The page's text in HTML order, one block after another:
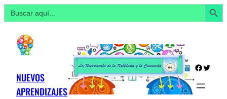
Buscar: Botón de
NUEVOS
APRENDIZAJES
Twitter